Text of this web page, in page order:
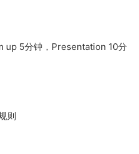
up 5分钟，Presentation 10分
则